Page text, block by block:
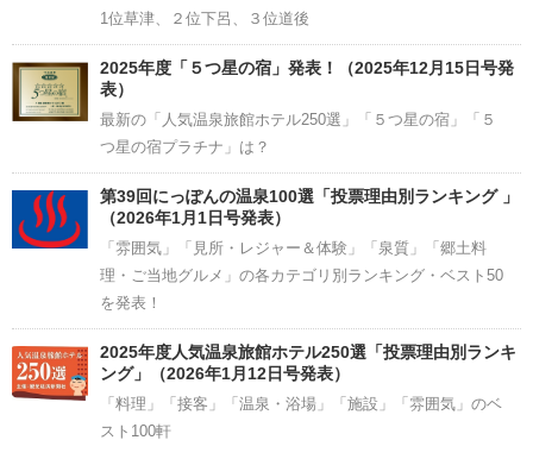
1位草津、２位下呂、３位道後
2025年度「５つ星の宿」発表！（2025年12月15日号発
表）
最新の「人気温泉旅館ホテル250選」「５つ星の宿」「５
つ星の宿プラチナ」は？
第39回にっぽんの温泉100選「投票理由別ランキング 」
（2026年1月1日号発表）
「雰囲気」「見所・レジャー＆体験」「泉質」「郷土料
理・ご当地グルメ」の各カテゴリ別ランキング・ベスト50
を発表！
2025年度人気温泉旅館ホテル250選「投票理由別ランキ
ング」（2026年1月12日号発表）
「料理」「接客」「温泉・浴場」「施設」「雰囲気」のベ
スト100軒